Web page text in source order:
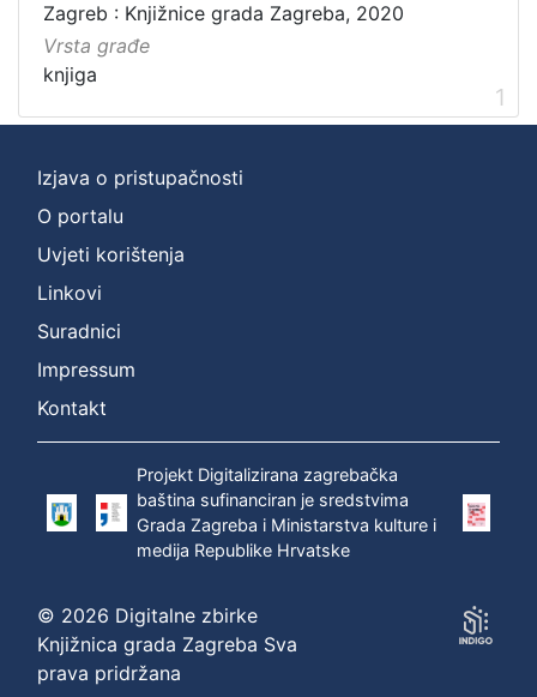
Zagreb : Knjižnice grada Zagreba, 2020
Vrsta građe
knjiga
1
Izjava o pristupačnosti
O portalu
Uvjeti korištenja
Linkovi
Suradnici
Impressum
Kontakt
Projekt Digitalizirana zagrebačka
baština sufinanciran je sredstvima
Grada Zagreba i Ministarstva kulture i
medija Republike Hrvatske
© 2026 Digitalne zbirke
Knjižnica grada Zagreba Sva
prava pridržana